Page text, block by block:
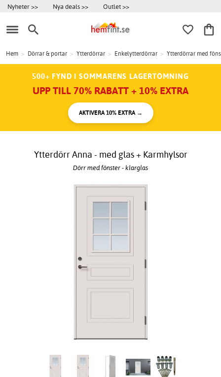
Nyheter >> Nya deals >> Outlet >>
Hem > Dörrar & portar > Ytterdörrar > Enkelytterdörrar > Ytterdörrar med
500+ FYND I SOMMARENS LAGERTÖMNING
UPP TILL 70% RABATT + 10% EXTRA
AKTIVERA 10% EXTRA →
Ytterdörr Anna - med glas + Karmhylsor
Dörr med fönster - klarglas